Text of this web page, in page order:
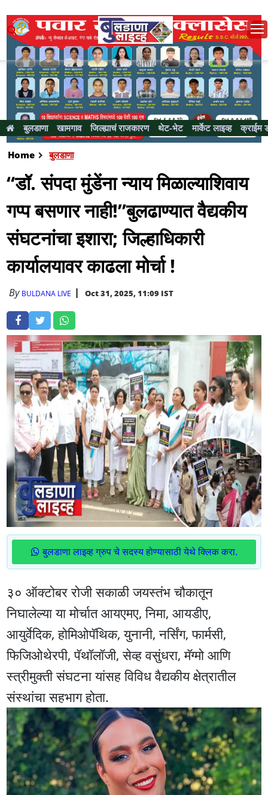
बुलडाणा खामगाव जिल्ह्याचं राजकारण थेट-भेट मार्केट लाइव्ह क्राईम
Home बुलडाणा
“डॉ. संपदा मुंडेंना न्याय मिळाल्याशिवाय
गप्प बसणार नाही!”बुलढाण्यात वैद्यकीय
संघटनांचा इशारा; जिल्हाधिकारी
कार्यालयावर काढला माेर्चा !
By BULDANA LIVE Oct 31, 2025, 11:09 IST
बुलडाणा लाइव्ह ग्रुप चे सदस्य होण्यासाठी येथे क्लिक करा.
३० ऑक्टोबर रोजी सकाळी जयस्तंभ चौकातून
निघालेल्या या मोर्चात आयएमए, निमा, आयडीए,
आयुर्वेदिक, होमिओपॅथिक, युनानी, नर्सिंग, फार्मसी,
फिजिओथेरपी, पॅथॉलॉजी, सेव्ह वसुंधरा, मॅग्मो आणि
स्त्रीमुक्ती संघटना यांसह विविध वैद्यकीय क्षेत्रातील
संस्थांचा सहभाग होता.